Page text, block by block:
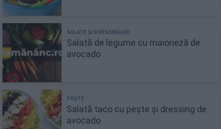
Salată de legume cu maioneză de
avocado
Salată taco cu pește și dressing de
avocado